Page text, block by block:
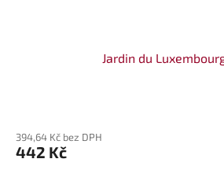
Jardin du
394,64 Kč bez DPH
442 Kč